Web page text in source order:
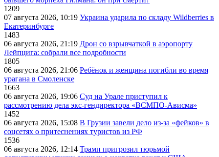
1209
07 августа 2026, 10:19 Украина ударила по складу Wildberries в
Екатеринбурге
1483
06 августа 2026, 21:19 Дрон со взрывчаткой в аэропорту
Лейпцига: собрали все подробности
1805
06 августа 2026, 21:06 Ребёнок и женщина погибли во время
урагана в Смоленске
1663
06 августа 2026, 19:06 Суд на Урале приступил к
рассмотрению дела экс-гендиректора «ВСМПО-Ависма»
1452
06 августа 2026, 15:08 В Грузии завели дело из-за «фейков» в
соцсетях о притеснениях туристов из РФ
1536
06 августа 2026, 12:14 Трамп пригрозил тюрьмой